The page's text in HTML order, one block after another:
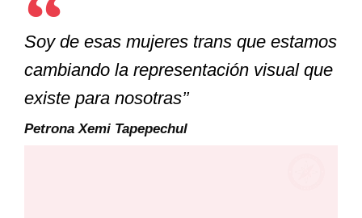
Soy de esas mujeres trans que estamos
cambiando la representación visual que
existe para nosotras’’